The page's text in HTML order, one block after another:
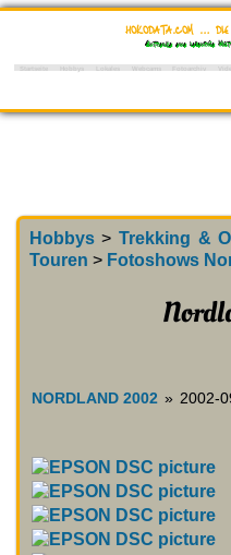
hokodata.com …
Entdecke eine lebendige
Hobbys>Trekking &
Touren > Fotoshows
NORDLAND 2002 » 2002-